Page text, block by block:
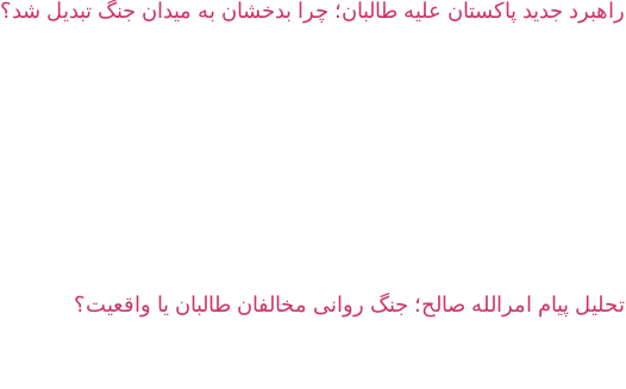
راهبرد جدید پاکستان علیه طالبان؛ چرا بدخشان به میدان جنگ تبدیل شد؟
تحلیل پیام امرالله صالح؛ جنگ روانی مخالفان طالبان یا واقعیت؟